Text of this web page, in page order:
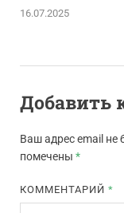
16.07.2025
Добавить
Ваш адрес email не
помечены *
КОММЕНТАРИЙ*